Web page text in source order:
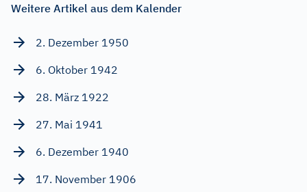
Weitere Artikel aus dem Kalender
2. Dezember 1950
6. Oktober 1942
28. März 1922
27. Mai 1941
6. Dezember 1940
17. November 1906